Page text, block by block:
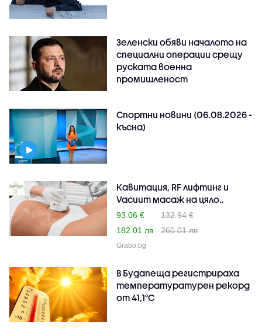
Зеленски обяви началото на
специални операции срещу
руската военна
промишленост
Спортни новини (06.08.2026 -
късна)
Кавитация, RF лифтинг и
Vacuum масаж на цяло..
93.06 €
132.94 €
182.01 лв
260.01 лв
Grabo.bg
В Будапеща регистрираха
температуратурен рекорд
от 41,1°C